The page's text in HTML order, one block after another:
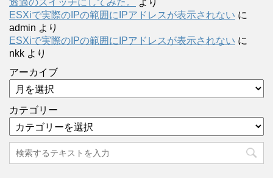
ESXiで実際のIPの範囲にIPアドレスが表示されない に
admin より
ESXiで実際のIPの範囲にIPアドレスが表示されない に
nkk より
アーカイブ
カテゴリー